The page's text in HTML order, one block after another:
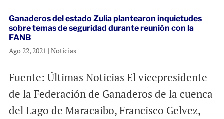
Ganaderos del estado Zulia plantearon inquietudes
sobre temas de seguridad durante reunión con la
FANB
Ago 22, 2021 | Noticias
Fuente: Últimas Noticias El vicepresidente
de la Federación de Ganaderos de la cuenca
del Lago de Maracaibo, Francisco Gelvez,